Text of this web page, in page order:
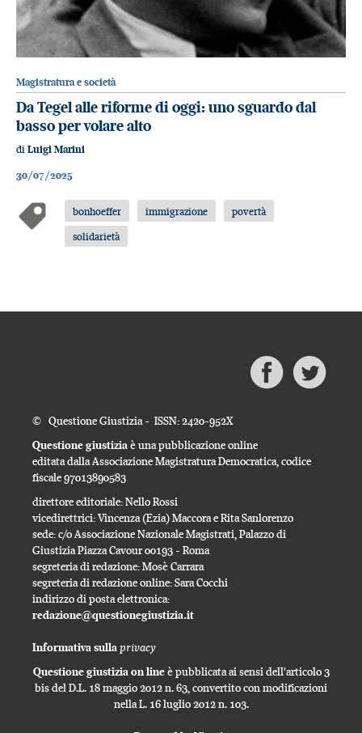
Magistratura e società
Da Tegel alle riforme di oggi: uno sguardo dal
basso per volare alto
di Luigi Marini
30/07/2025
bonhoeffer immigrazione
povertà
solidarietà
© Questione Giustizia - ISSN: 2420-952X
Questione giustiziaè una pubblicazione online
editata dalla Associazione Magistratura Democratica, codice
fiscale 97013890583
direttore editoriale: Nello Rossi
vicedirettrici: Vincenza (Ezia) Maccora e Rita Sanlorenzo
sede: c/o Associazione Nazionale Magistrati, Palazzo di
Giustizia Piazza Cavour 00193 - Roma
segreteria di redazione: Mosè Carrara
segreteria di redazione online: Sara Cocchi
indirizzo di posta elettronica:
redazione@questionegiustizia.it
Informativa sullaprivacy
Questione giustizia on lineè pubblicata ai sensi dell'articolo 3
bis del D.L. 18 maggio 2012 n. 63, convertito con modificazioni
nella L. 16 luglio 2012 n. 103.